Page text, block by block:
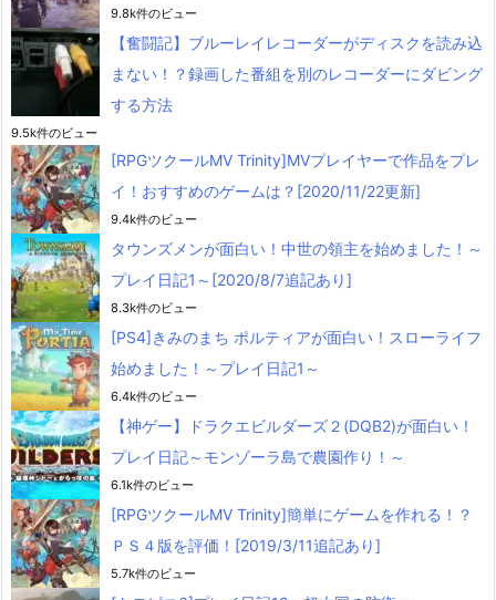
9.8k件のビュー
【奮闘記】ブルーレイレコーダーがディスクを読み込
まない！？録画した番組を別のレコーダーにダビング
する方法
9.5k件のビュー
[RPGツクールMV Trinity]MVプレイヤーで作品をプレ
イ！おすすめのゲームは？[2020/11/22更新]
9.4k件のビュー
タウンズメンが面白い！中世の領主を始めました！～
プレイ日記1～[2020/8/7追記あり]
8.3k件のビュー
[PS4]きみのまち ポルティアが面白い！スローライフ
始めました！～プレイ日記1～
6.4k件のビュー
【神ゲー】ドラクエビルダーズ２(DQB2)が面白い！
プレイ日記～モンゾーラ島で農園作り！～
6.1k件のビュー
[RPGツクールMV Trinity]簡単にゲームを作れる！？
ＰＳ４版を評価！[2019/3/11追記あり]
5.7k件のビュー